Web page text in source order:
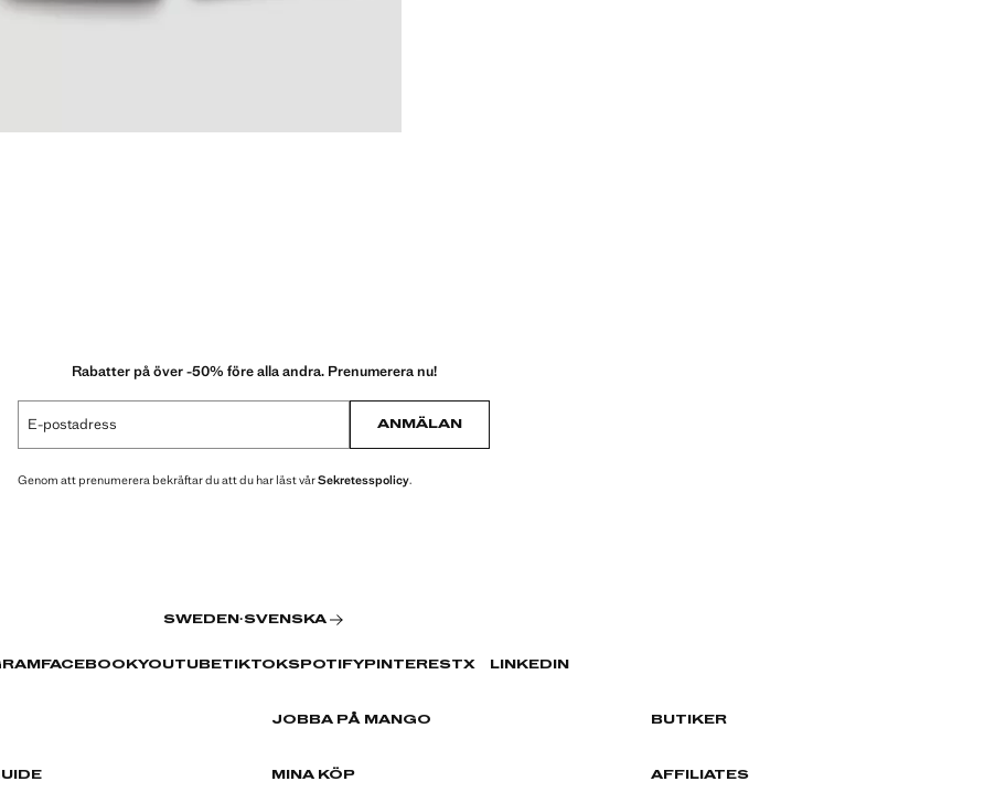
Rabatter på över -50% före alla andra. Prenumerera nu!
E-postadress ANMÄLAN
Genom att prenumerera bekräftar du att du har läst vårSekretesspolicy.
SWEDEN ·SVENSKA
FACEBOOKYOUTUBETIKTOKSPOTIFYPINTERESTX LINKEDIN
JOBBA PÅ MANGO BUTIKER
MINA KÖP AFFILIATES